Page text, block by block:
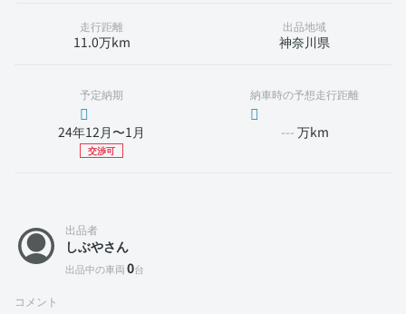
走行距離
11.0万km
出品地域
神奈川県
予定納期
24年12月〜1月
交渉可
納車時の予想走行距離
--- 万km
出品者
しぶやさん
出品中の車両0台
コメント